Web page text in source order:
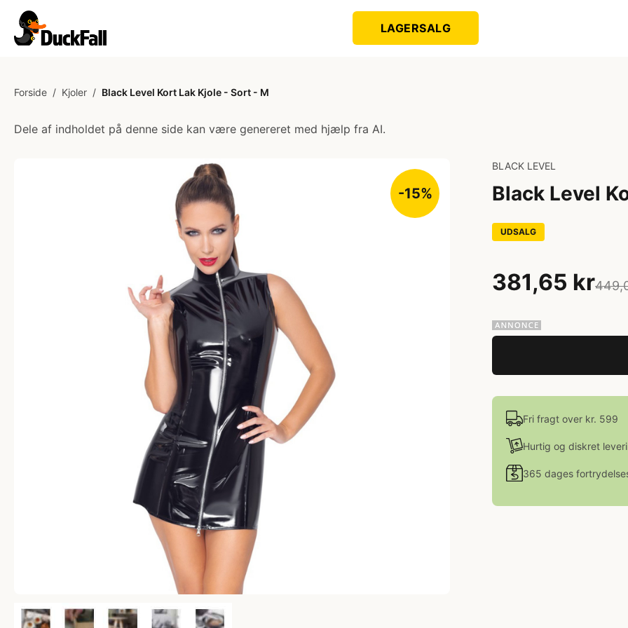
LAGERSALG
Forside / Kjoler / Black Level Kort Lak Kjole - Sort - M
Dele af indholdet på denne side kan være genereret med hjælp fra AI.
-15%
BLACK LEVEL
Black Level
UDSALG
381,65 kr
Fri fragt over kr. 599
Hurtig og diskret
365 dages